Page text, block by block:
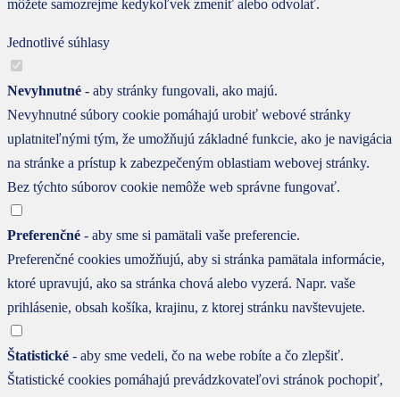
môžete samozrejme kedykoľvek zmeniť alebo odvolať.
Jednotlivé súhlasy
Nevyhnutné - aby stránky fungovali, ako majú.
Nevyhnutné súbory cookie pomáhajú urobiť webové stránky
uplatniteľnými tým, že umožňujú základné funkcie, ako je navigácia
na stránke a prístup k zabezpečeným oblastiam webovej stránky.
Bez týchto súborov cookie nemôže web správne fungovať.
Preferenčné - aby sme si pamätali vaše preferencie.
Preferenčné cookies umožňujú, aby si stránka pamätala informácie,
ktoré upravujú, ako sa stránka chová alebo vyzerá. Napr. vaše
prihlásenie, obsah košíka, krajinu, z ktorej stránku navštevujete.
Štatistické - aby sme vedeli, čo na webe robíte a čo zlepšiť.
Štatistické cookies pomáhajú prevádzkovateľovi stránok pochopiť,